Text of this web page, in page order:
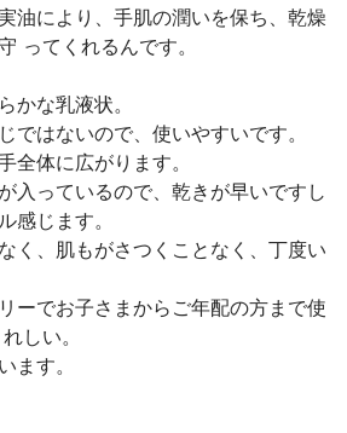
油により、手肌の潤いを保ち、乾燥
ってくれるんです。
かな乳液状。
ではないので、使いやすいです。
全体に広がります。
入っているので、乾きが早いですし
感じます。
く、肌もがさつくことなく、丁度い
ーでお子さまからご年配の方まで使
しい。
ます。